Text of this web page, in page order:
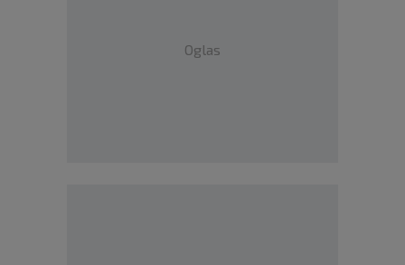
Oglas